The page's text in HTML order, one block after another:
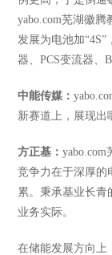
yabo.com芜湖徽
发展为电池加
器、PCS变流器、
中能传媒：
新赛道上，展现出
方正基：
竞争力在于深厚的
累。秉承基业长青
业务实际。
在储能发展方向上